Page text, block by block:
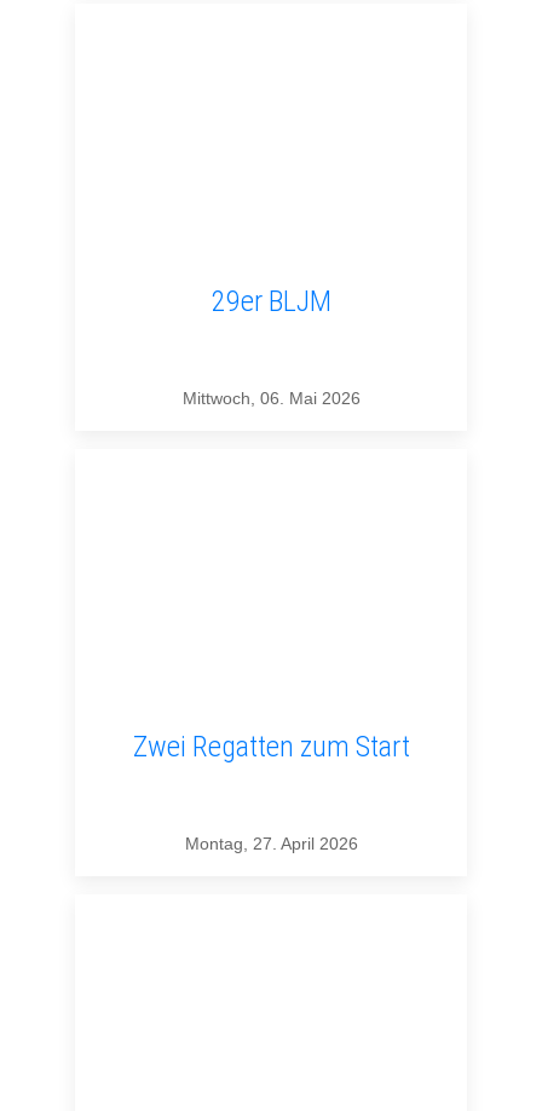
29er BLJM
Mittwoch, 06. Mai 2026
Zwei Regatten zum Start
Montag, 27. April 2026